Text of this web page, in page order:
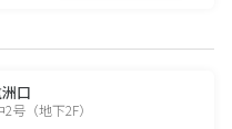
口
号（地下2F）